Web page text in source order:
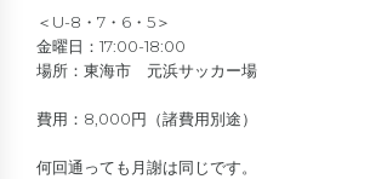
＜U-8・7・6・5＞
金曜日：17:00-18:00
場所：東海市 元浜サッカー場
費用：8,000円（諸費用別途）
何回通っても月謝は同じです。